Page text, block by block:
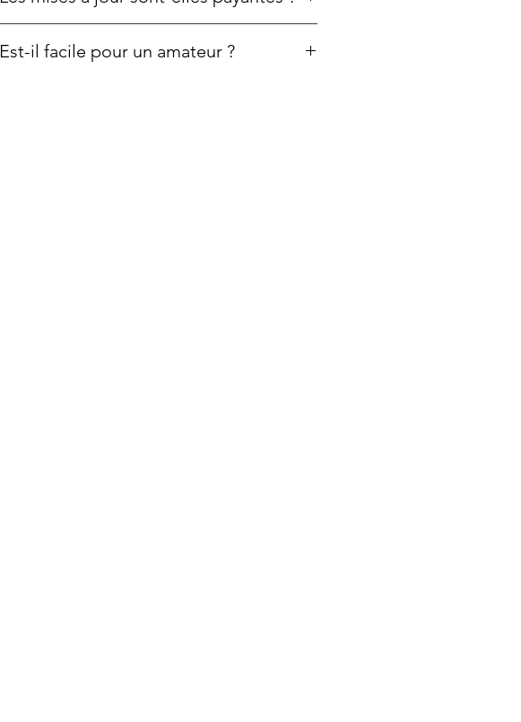
Est-il facile pour un amateur ?